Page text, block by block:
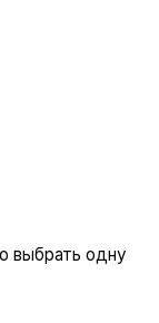
выбрать одну